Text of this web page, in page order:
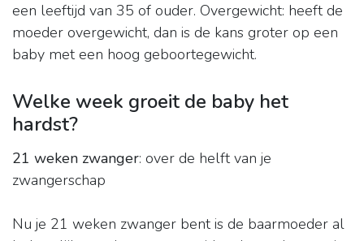
een leeftijd van 35 of ouder. Overgewicht: heeft de
moeder overgewicht, dan is de kans groter op een
baby met een hoog geboortegewicht.
Welke week groeit de baby het
hardst?
21 weken zwanger: over de helft van je
zwangerschap
Nu je 21 weken zwanger bent is de baarmoeder al